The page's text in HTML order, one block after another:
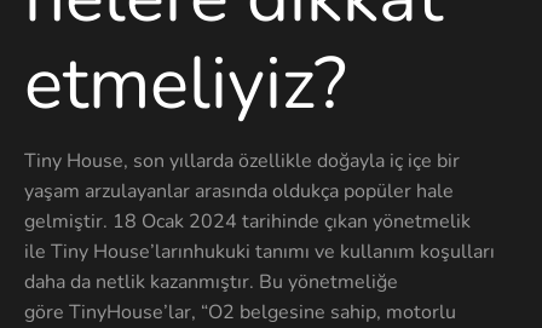
etmeliyiz?
Tiny House, son yıllarda özellikle doğayla iç içe bir
yaşam arzulayanlar arasında oldukça popüler hale
gelmiştir. 18 Ocak 2024 tarihinde çıkan yönetmelik
ile Tiny House’larınhukuki tanımı ve kullanım koşulları
daha da netlik kazanmıştır. Bu yönetmeliğe
göre TinyHouse’lar, “O2 belgesine sahip, motorlu